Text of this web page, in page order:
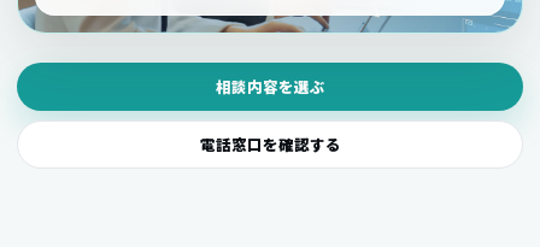
相談内容を選ぶ
電話窓口を確認する